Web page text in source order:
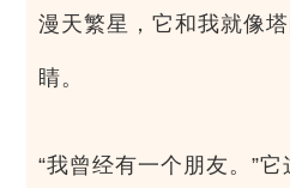
漫天繁星，它和我就像
睛。
“我曾经有一个朋友。”它